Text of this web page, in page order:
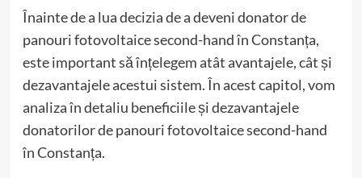
Înainte de a lua decizia de a deveni donator de
panouri fotovoltaice second-hand în Constanța,
este important să înțelegem atât avantajele, cât și
dezavantajele acestui sistem. În acest capitol, vom
analiza în detaliu beneficiile și dezavantajele
donatorilor de panouri fotovoltaice second-hand
în Constanța.